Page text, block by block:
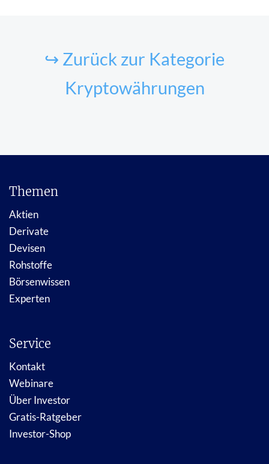
↪ Zurück zur Kategorie
Kryptowährungen
Themen
Aktien
Derivate
Devisen
Rohstoffe
Börsenwissen
Experten
Service
Kontakt
Webinare
Über Investor
Gratis-Ratgeber
Investor-Shop